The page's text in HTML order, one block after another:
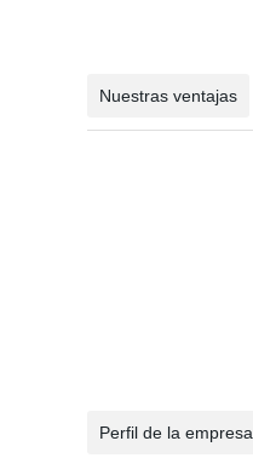
Nuestras ventajas
Perfil de la empresa